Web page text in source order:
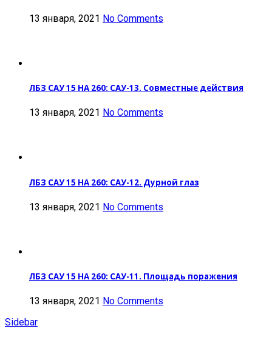
13 января, 2021 No Comments
ЛБЗ САУ 15 НА 260: САУ-13. Совместные действия
13 января, 2021 No Comments
ЛБЗ САУ 15 НА 260: САУ-12. Дурной глаз
13 января, 2021 No Comments
ЛБЗ САУ 15 НА 260: САУ-11. Площадь поражения
13 января, 2021 No Comments
Sidebar